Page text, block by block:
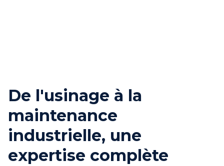
De l'usinage à la
maintenance
industrielle, une
expertise complète